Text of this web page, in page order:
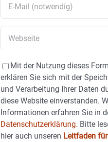
Mit der Nutzung dieses
erklären Sie sich mit der
und Verarbeitung Ihrer Daten
diese Website einverstanden.
Informationen erfahren Sie in
Datenschutzerklärung. Bitte
hier auch unseren Leitfaden